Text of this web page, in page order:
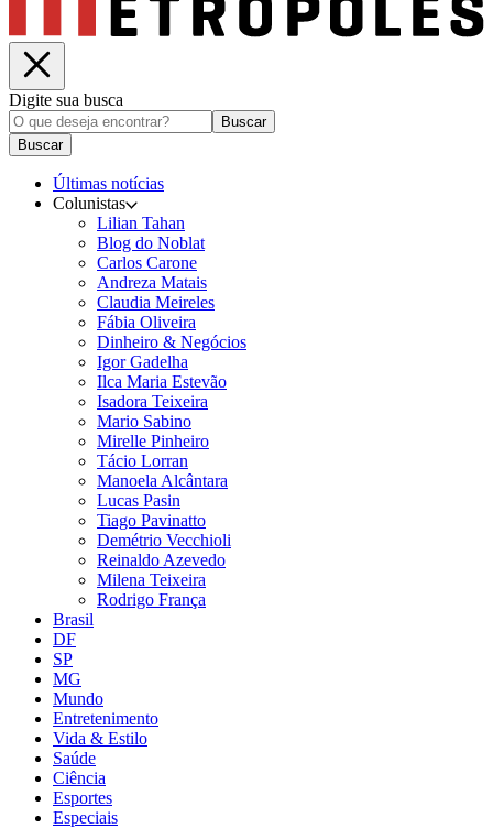
Digite sua busca
Buscar
Buscar
Últimas notícias
Colunistas
Lilian Tahan
Blog do Noblat
Carlos Carone
Andreza Matais
Claudia Meireles
Fábia Oliveira
Dinheiro & Negócios
Igor Gadelha
Ilca Maria Estevão
Isadora Teixeira
Mario Sabino
Mirelle Pinheiro
Tácio Lorran
Manoela Alcântara
Lucas Pasin
Tiago Pavinatto
Demétrio Vecchioli
Reinaldo Azevedo
Milena Teixeira
Rodrigo França
Brasil
DF
SP
MG
Mundo
Entretenimento
Vida & Estilo
Saúde
Ciência
Esportes
Especiais